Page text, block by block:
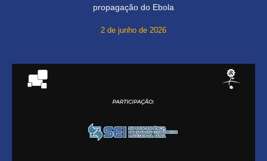
propagação do Ebola
2 de junho de 2026